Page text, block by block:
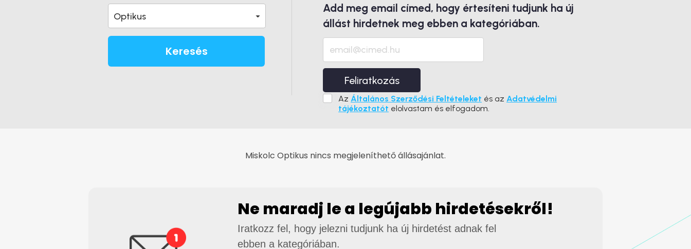
Optikus
Keresés
Add meg email címed, hogy értesíteni tudjunk ha új
állást hirdetnek meg ebben a kategóriában.
Feliratkozás
Az Általános Szerződési Feltételeket és az Adatvédelmi
tájékoztatót elolvastam és elfogadom.
Miskolc Optikus nincs megjeleníthető állásajánlat.
Ne maradj le a legújabb hirdetésekről!
Iratkozz fel, hogy jelezni tudjunk ha új hirdetést adnak fel
ebben a kategóriában.